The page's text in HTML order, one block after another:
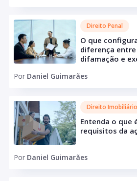
Direito Penal
O que
diferença
difamação e
Por Daniel Guimarães
Direito Imobiliário
Entenda o que
requisitos da
Por Daniel Guimarães